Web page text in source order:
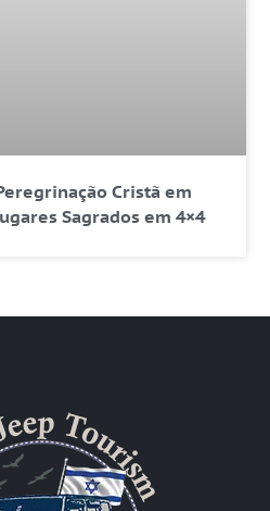
Cristã em
Sagrados em 4×4